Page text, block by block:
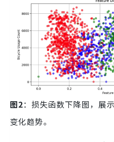
图2：损失函数下降图，展
变化趋势。